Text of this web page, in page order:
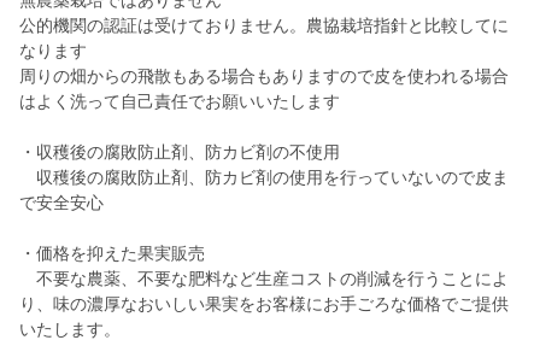
公的機関の認証は受けておりません。農協栽培指針と比較してに
なります
周りの畑からの飛散もある場合もありますので皮を使われる場合
はよく洗って自己責任でお願いいたします
・収穫後の腐敗防止剤、防カビ剤の不使用
収穫後の腐敗防止剤、防カビ剤の使用を行っていないので皮ま
で安全安心
・価格を抑えた果実販売
不要な農薬、不要な肥料など生産コストの削減を行うことによ
り、味の濃厚なおいしい果実をお客様にお手ごろな価格でご提供
いたします。